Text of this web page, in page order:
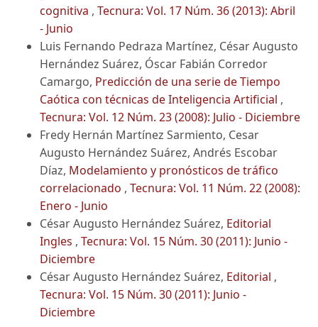
cognitiva , Tecnura: Vol. 17 Núm. 36 (2013): Abril
- Junio
Luis Fernando Pedraza Martínez, César Augusto
Hernández Suárez, Óscar Fabián Corredor
Camargo, Predicción de una serie de Tiempo
Caótica con técnicas de Inteligencia Artificial ,
Tecnura: Vol. 12 Núm. 23 (2008): Julio - Diciembre
Fredy Hernán Martínez Sarmiento, Cesar
Augusto Hernández Suárez, Andrés Escobar
Díaz, Modelamiento y pronósticos de tráfico
correlacionado , Tecnura: Vol. 11 Núm. 22 (2008):
Enero - Junio
César Augusto Hernández Suárez, Editorial
Ingles , Tecnura: Vol. 15 Núm. 30 (2011): Junio -
Diciembre
César Augusto Hernández Suárez, Editorial ,
Tecnura: Vol. 15 Núm. 30 (2011): Junio -
Diciembre